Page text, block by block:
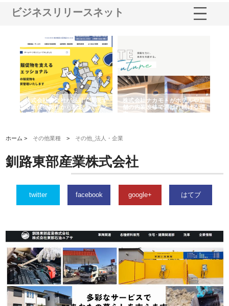
ビジネスリリースネット
株式会社耕文社が品川で実現す
る販促物製作から配送までワン
ストップ対応
株式会社ナカモトがホテルや店
舗の内装改修で選ばれ続ける理
由
ホーム > その他業種 > その他_法人・企業
釧路東部産業株式会社
twitter facebook google+ はてブ